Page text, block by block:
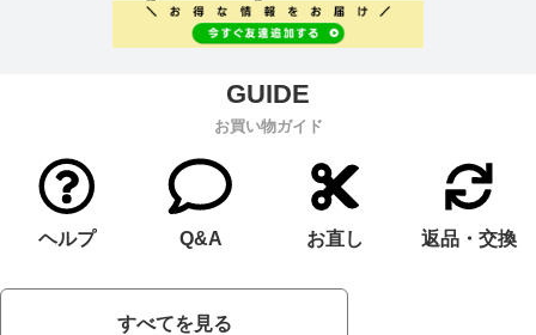
お買い物ガイド
ヘルプ Q&A お直し 返品・交換
すべてを見る